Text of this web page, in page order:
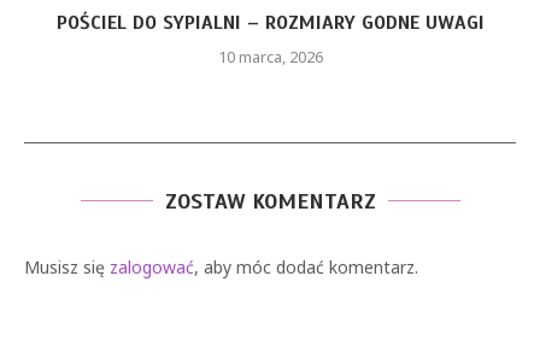
CZERWONA SUKIENKA Z PIÓRAMI – JAKIE ELEMENTY
STYLU...